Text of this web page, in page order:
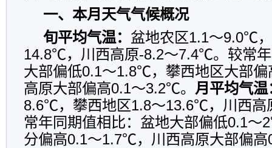
一、本月天气气候概况
旬平均气温： 盆地农区1.1～9.0℃
14.8℃，川西高原-8.2～7.4℃。较常
大部偏低0.1～1.8℃，攀西地区大部
高原大部偏高0.1～3.2℃。 月平均气温
8.6℃，攀西地区1.8～13.6℃，川西
常年同期值相比：盆地大部偏低0.1
分偏高0.1～1.7℃，川西高原大部偏